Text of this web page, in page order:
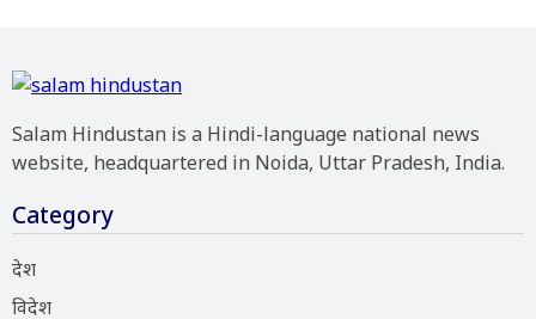
Salam Hindustan is a Hindi-language national news
website, headquartered in Noida, Uttar Pradesh, India.
Category
देश
विदेश